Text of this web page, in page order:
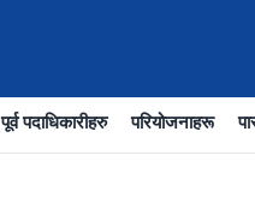
पूर्व पदाधिकारीहरु परियोजनाहरू